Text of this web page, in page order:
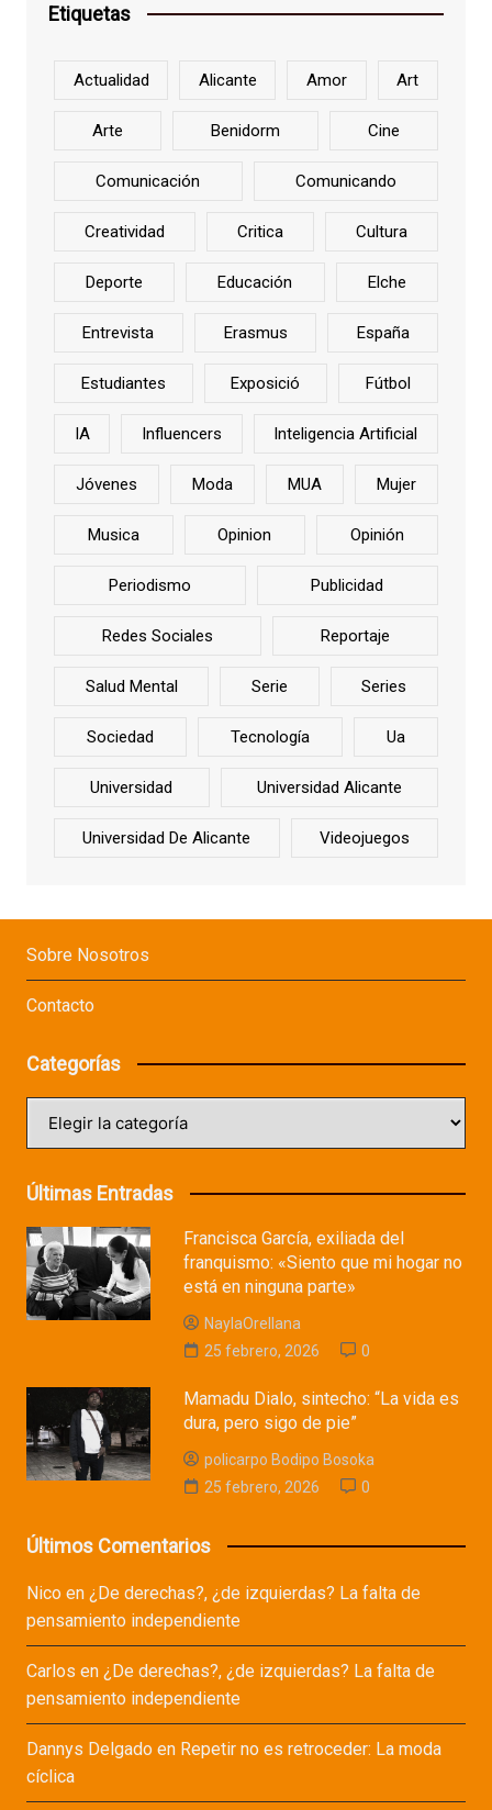
Etiquetas
Actualidad Alicante Amor Art
Arte Benidorm Cine
Comunicación Comunicando
Creatividad Critica Cultura
Deporte Educación Elche
Entrevista Erasmus España
Estudiantes Exposició Fútbol
IA Influencers Inteligencia Artificial
Jóvenes Moda MUA Mujer
Musica Opinion Opinión
Periodismo Publicidad
Redes Sociales Reportaje
Salud Mental Serie Series
Sociedad Tecnología Ua
Universidad Universidad Alicante
Universidad De Alicante Videojuegos
Sobre Nosotros
Contacto
Categorías
Últimas Entradas
Francisca García, exiliada del
franquismo: «Siento que mi hogar no
está en ninguna parte»
NaylaOrellana
25 febrero, 2026
0
Mamadu Dialo, sintecho: “La vida es
dura, pero sigo de pie”
policarpo Bodipo Bosoka
25 febrero, 2026
0
Últimos Comentarios
Nicoen ¿De derechas?, ¿de izquierdas? La falta de
pensamiento independiente
Carlos en ¿De derechas?, ¿de izquierdas? La falta de
pensamiento independiente
Dannys Delgadoen Repetir no es retroceder: La moda
cíclica